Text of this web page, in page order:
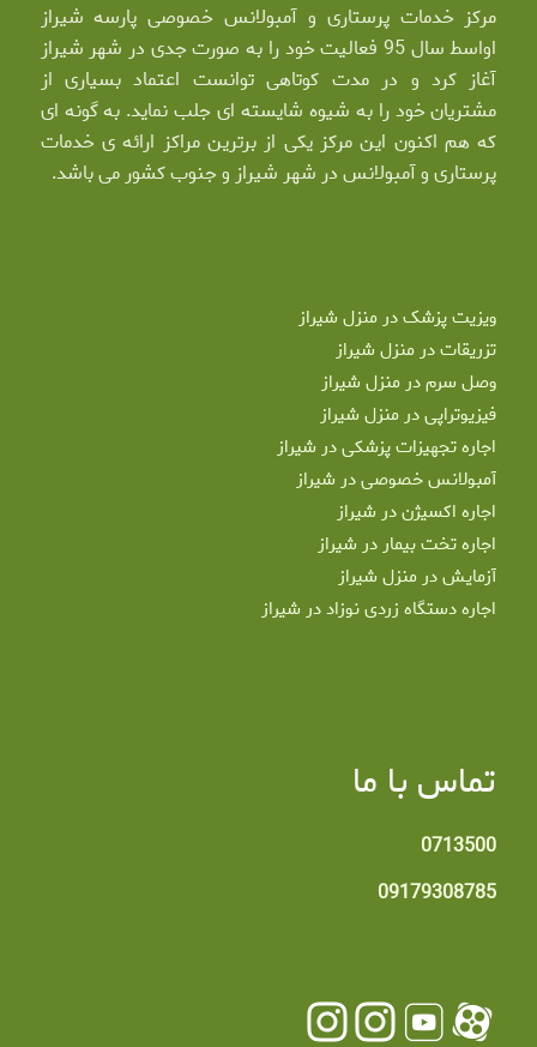
مرکز خدمات پرستاری و آمبولانس خصوصی پارسه شیراز
اواسط سال 95 فعالیت خود را به صورت جدی در شهر شیراز
آغاز کرد و در مدت کوتاهی توانست اعتماد بسیاری از
مشتریان خود را به شیوه شایسته ای جلب نماید. به گونه ای
که هم اکنون این مرکز یکی از برترین مراکز ارائه ی خدمات
پرستاری و آمبولانس در شهر شیراز و جنوب کشور می باشد.
ویزیت پزشک در منزل شیراز
تزریقات در منزل شیراز
وصل سرم در منزل شیراز
فیزیوتراپی در منزل شیراز
اجاره تجهیزات پزشکی در شیراز
آمبولانس خصوصی در شیراز
اجاره اکسیژن در شیراز
اجاره تخت بیمار در شیراز
آزمایش در منزل شیراز
اجاره دستگاه زردی نوزاد در شیراز
تماس با ما
0713500
09179308785